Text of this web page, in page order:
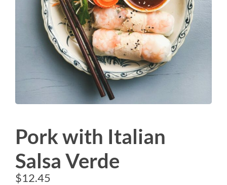
Pork with Italian
Salsa Verde
$12.45